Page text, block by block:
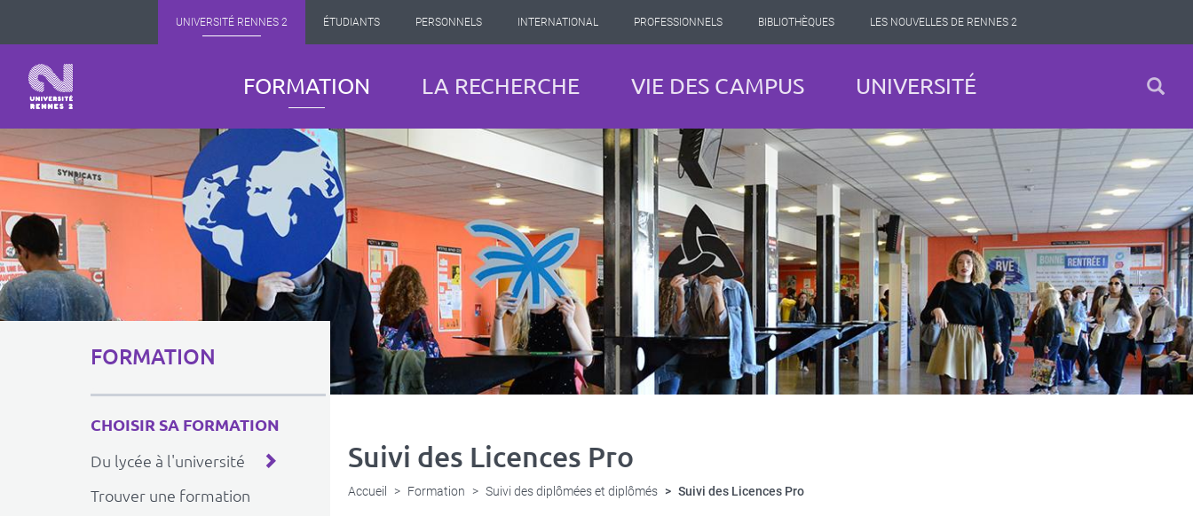
contenu
principal
UNIVERSITÉ RENNES 2 ÉTUDIANTS PERSONNELS INTERNATIONAL PROFESSIONNELS BIBLIOTHÈQUES LES NOUVELLES DE RENNES 2
Navigation
principale
FORMATION LA RECHERCHE VIE DES CAMPUS UNIVERSITÉ
Menu
FORMATION
CHOISIR SA FORMATION
Du lycée à l'université
Trouver une formation
Suivi des Licences Pro
Accueil Formation Suivi des diplômées et diplômés Suivi des Licences Pro